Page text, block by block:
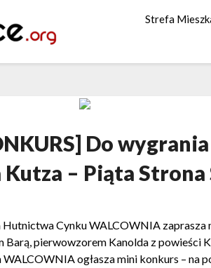
Strefa
Do
Kutza – Piąta Strona
Cynku WALCOWNIA zaprasza
Barą, pierwowzorem Kanolda z powieści
ogłasza mini konkurs – na